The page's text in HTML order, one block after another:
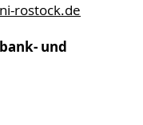
rostock.de
und